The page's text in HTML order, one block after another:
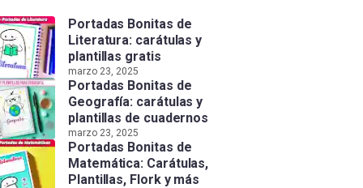
Portadas Bonitas de
Literatura: carátulas y
plantillas gratis
marzo 23, 2025
Portadas Bonitas de
Geografía: carátulas y
plantillas de cuadernos
marzo 23, 2025
Portadas Bonitas de
Matemática: Carátulas,
Plantillas, Flork y más